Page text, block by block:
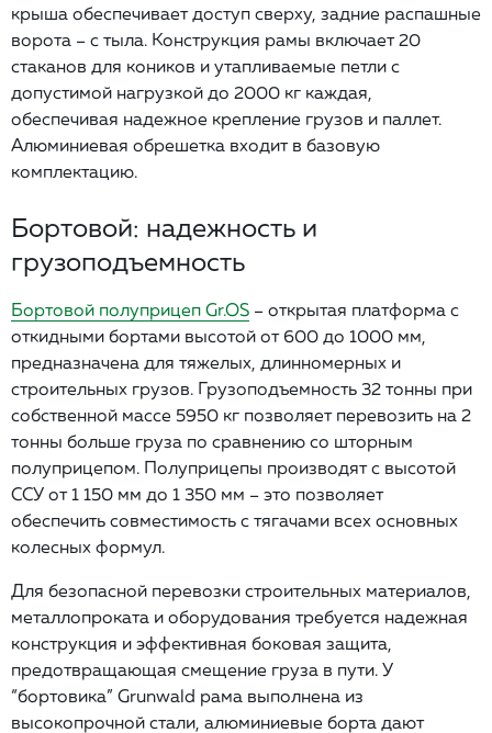
крыша обеспечивает доступ сверху, задние распашные
ворота – с тыла. Конструкция рамы включает 20
стаканов для коников и утапливаемые петли с
допустимой нагрузкой до 2000 кг каждая,
обеспечивая надежное крепление грузов и паллет.
Алюминиевая обрешетка входит в базовую
комплектацию.
Бортовой: надежность и
грузоподъемность
Бортовой полуприцеп Gr.OS – открытая платформа с
откидными бортами высотой от 600 до 1000 мм,
предназначена для тяжелых, длинномерных и
строительных грузов. Грузоподъемность 32 тонны при
собственной массе 5950 кг позволяет перевозить на 2
тонны больше груза по сравнению со шторным
полуприцепом. Полуприцепы производят с высотой
ССУ от 1 150 мм до 1 350 мм – это позволяет
обеспечить совместимость с тягачами всех основных
колесных формул.
Для безопасной перевозки строительных материалов,
металлопроката и оборудования требуется надежная
конструкция и эффективная боковая защита,
предотвращающая смещение груза в пути. У
“бортовика” Grunwald рама выполнена из
высокопрочной стали, алюминиевые борта дают